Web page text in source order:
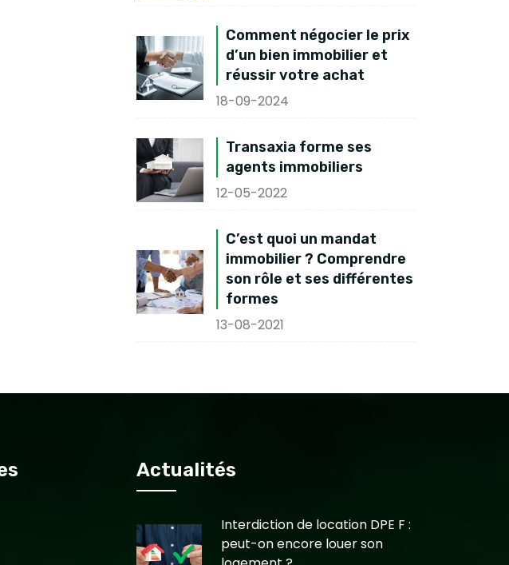
Comment négocier le prix
d’un bien immobilier et
réussir votre achat
18-09-2024
Transaxia forme ses
agents immobiliers
12-05-2022
C’est quoi un mandat
immobilier ? Comprendre
son rôle et ses différentes
formes
13-08-2021
Actualités
Interdiction de location DPE F :
peut-on encore louer son